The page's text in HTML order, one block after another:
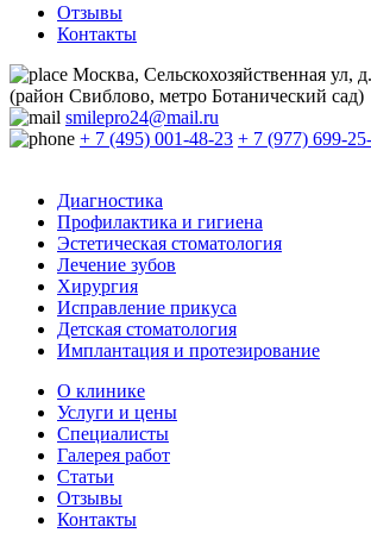
Отзывы
Контакты
Москва, Сельскохозяйственная ул,
(район Свиблово, метро Ботанический сад)
smilepro24@mail.ru
+ 7 (495) 001-48-23 + 7 (977) 699-
Диагностика
Профилактика и гигиена
Эстетическая стоматология
Лечение зубов
Хирургия
Исправление прикуса
Детская стоматология
Имплантация и протезирование
О клинике
Услуги и цены
Специалисты
Галерея работ
Статьи
Отзывы
Контакты